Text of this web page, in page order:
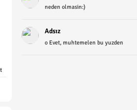
neden olmasin:)
Adsız
o Evet, muhtemelen bu yuzden